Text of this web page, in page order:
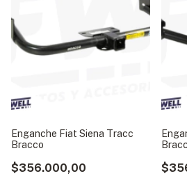
Enganche Fiat Siena Tracc
Bracco
$356.000,00